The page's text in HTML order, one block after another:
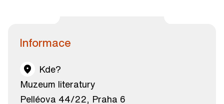
Informace
Kde?
Muzeum literatury
Pelléova 44/22, Praha 6